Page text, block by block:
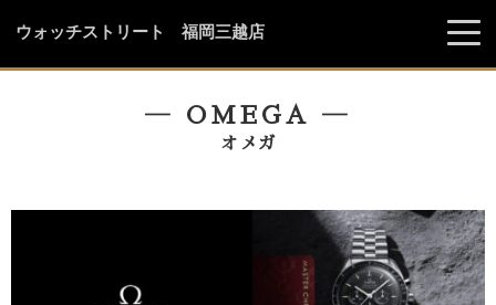
ウォッチストリート 福岡三越店
― OMEGA ―
オメガ